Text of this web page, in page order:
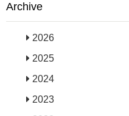
Archive
2026
2025
2024
2023